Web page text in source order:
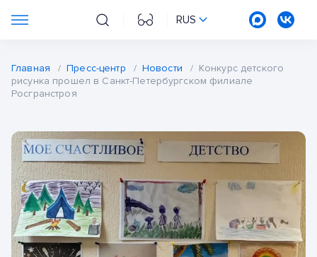
RUS
Главная / Пресс-центр / Новости / Конкурс детского
рисунка прошел в Санкт-Петербургском филиале
Росгранстроя